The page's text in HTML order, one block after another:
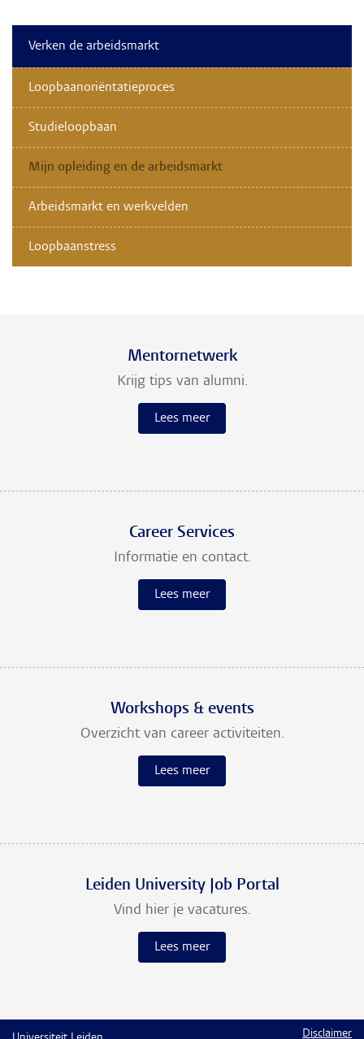
Verken de arbeidsmarkt
Loopbaanoriëntatieproces
Studieloopbaan
Mijn opleiding en de arbeidsmarkt
Arbeidsmarkt en werkvelden
Loopbaanstress
Mentornetwerk
Krijg tips van alumni.
Lees meer
Career Services
Informatie en contact.
Lees meer
Workshops & events
Overzicht van career activiteiten.
Lees meer
Leiden University Job Portal
Vind hier je vacatures.
Lees meer
Disclaimer